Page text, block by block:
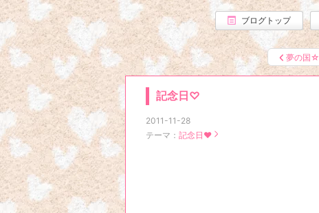
ブログトップ
夢の国☆
記念日♡
2011-11-28
テーマ： 記念日♥